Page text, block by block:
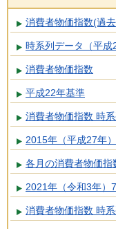
消費者物価指数(過
時系列データ（平成
消費者物価指数
平成22年基準
消費者物価指数 時
2015年（平成27年
各月の消費者物価指
2021年（令和3年）
消費者物価指数 時